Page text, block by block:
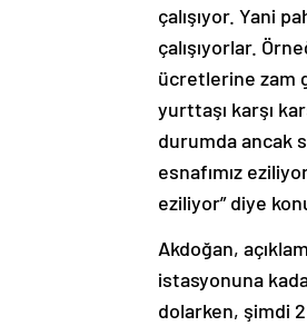
çalışıyor. Yani
çalışıyorlar.
ücretlerine zam
yurttaşı karşı
durumda ancak
esnafımız
eziliyor” diye
Akdoğan,
istasyonuna
dolarken, şimdi